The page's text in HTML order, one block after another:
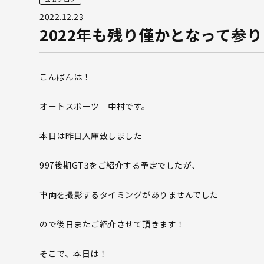
2022.12.23
2022年も残り僅かとなって参
こんばんは！
オートスポーツ 中村です。
本日は昨日入庫致しました
997後期GT3をご紹介する予定でしたが、
車両を撮影するタイミングがありませんでした
ので後日またご紹介させて頂きます！
そこで、本日は！